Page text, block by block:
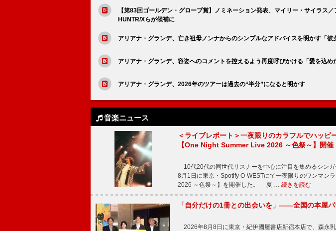
【第83回ゴールデン・グローブ賞】ノミネーション発表、マイリー・サイラス
HUNTR/Xらが候補に
アリアナ・グランデ、亡き祖母ノンナからのシンプルなアドバイスを明かす「彼
アリアナ・グランデ、容姿へのコメントを控えるよう再度呼びかける「愛を込め
アリアナ・グランデ、2026年のツアーは過去の“半分”になると明かす
音楽ニュース
＜ライブレポート＞一夜限りのカラフルでハッピ
【One Night Summer Live 2026 ～色祭～】開催
10代20代の同世代リスナーを中心に注目を集めるシンガ
8月1日に東京・Spotify O-WESTにて一夜限りのワンマン
2026 ～色祭～】を開催した。 夏 … 続きを読む
「自分だけの1冊との出会いを」――全国の本屋
2026年8月8日に東京・紀伊國屋書店新宿本店で、森永